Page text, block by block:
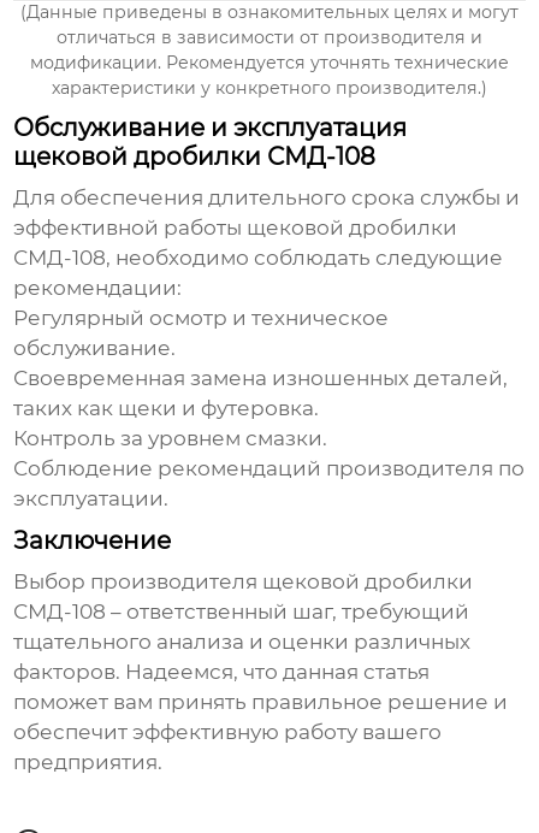
(Данные приведены в ознакомительных целях и могут
отличаться в зависимости от производителя и
модификации. Рекомендуется уточнять технические
характеристики у конкретного производителя.)
Обслуживание и эксплуатация
щековой дробилки СМД-108
Для обеспечения длительного срока службы и
эффективной работы щековой дробилки
СМД-108, необходимо соблюдать следующие
рекомендации:
Регулярный осмотр и техническое
обслуживание.
Своевременная замена изношенных деталей,
таких как щеки и футеровка.
Контроль за уровнем смазки.
Соблюдение рекомендаций производителя по
эксплуатации.
Заключение
Выбор производителя щековой дробилки
СМД-108 – ответственный шаг, требующий
тщательного анализа и оценки различных
факторов. Надеемся, что данная статья
поможет вам принять правильное решение и
обеспечит эффективную работу вашего
предприятия.